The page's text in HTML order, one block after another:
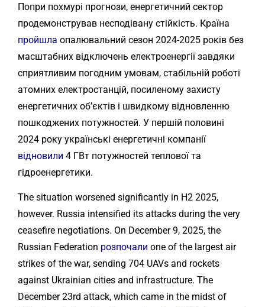
Попри похмурі прогнози, енергетичний сектор
продемонстрував несподівану стійкість. Країна
пройшла опалювальний сезон 2024-2025 років без
масштабних відключень електроенергії завдяки
сприятливим погодним умовам, стабільній роботі
атомних електростанцій, посиленому захисту
енергетичних об’єктів і швидкому відновленню
пошкоджених потужностей. У першій половині
2024 року українські енергетичні компанії
відновили 4 ГВт потужностей теплової та
гідроенергетики.
The situation worsened significantly in H2 2025,
however. Russia intensified its attacks during the very
ceasefire negotiations. On December 9, 2025, the
Russian Federation розпочали one of the largest air
strikes of the war, sending 704 UAVs and rockets
against Ukrainian cities and infrastructure. The
December 23rd attack, which came in the midst of